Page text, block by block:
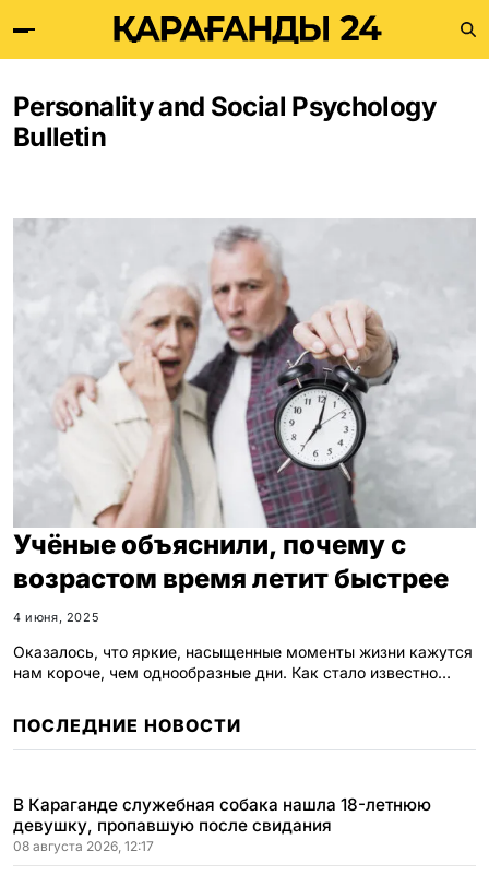
Personality and Social Psychology
Bulletin
Учёные объяснили, почему с
возрастом время летит быстрее
4 июня, 2025
Оказалось, что яркие, насыщенные моменты жизни кажутся
нам короче, чем однообразные дни. Как стало известно…
ПОСЛЕДНИЕ НОВОСТИ
В Караганде служебная собака нашла 18-летнюю
девушку, пропавшую после свидания
08 августа 2026, 12:17